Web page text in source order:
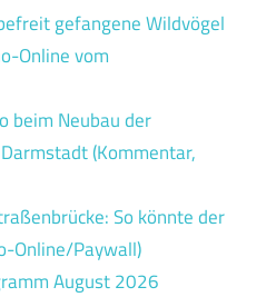
gefangene Wildvögel
Online vom
beim Neubau der
(Kommentar,
So könnte der
Online/Paywall)
August 2026